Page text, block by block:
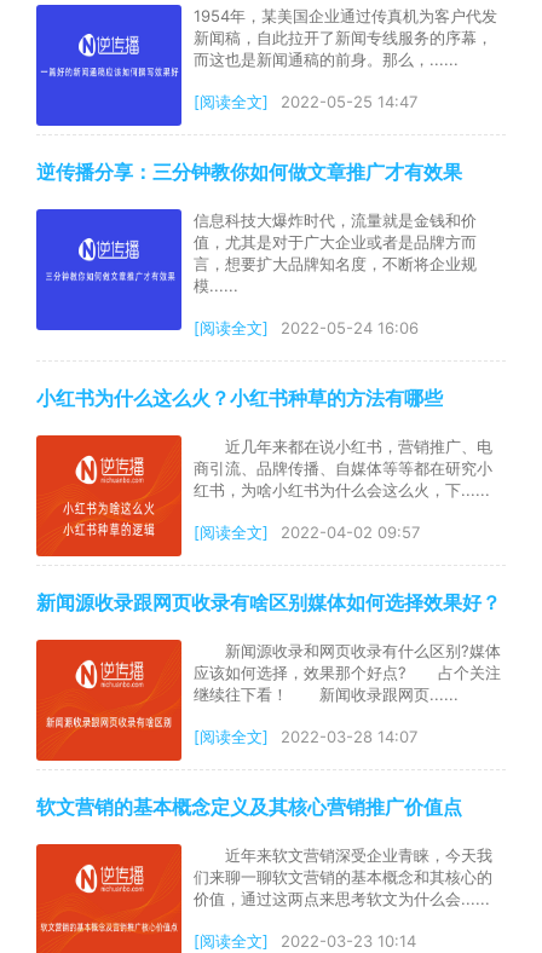
1954年，某美国企业通过传真机为客户代发
新闻稿，自此拉开了新闻专线服务的序幕，
而这也是新闻通稿的前身。那么，......
[阅读全文] 2022-05-25 14:47
逆传播分享：三分钟教你如何做文章推广才有效果
信息科技大爆炸时代，流量就是金钱和价
值，尤其是对于广大企业或者是品牌方而
言，想要扩大品牌知名度，不断将企业规
模......
[阅读全文] 2022-05-24 16:06
小红书为什么这么火？小红书种草的方法有哪些
近几年来都在说小红书，营销推广、电
商引流、品牌传播、自媒体等等都在研究小
红书，为啥小红书为什么会这么火，下......
[阅读全文] 2022-04-02 09:57
新闻源收录跟网页收录有啥区别媒体如何选择效果好？
新闻源收录和网页收录有什么区别?媒体
应该如何选择，效果那个好点? 占个关注
继续往下看！ 新闻收录跟网页......
[阅读全文] 2022-03-28 14:07
软文营销的基本概念定义及其核心营销推广价值点
近年来软文营销深受企业青睐，今天我
们来聊一聊软文营销的基本概念和其核心的
价值，通过这两点来思考软文为什么会......
[阅读全文] 2022-03-23 10:14